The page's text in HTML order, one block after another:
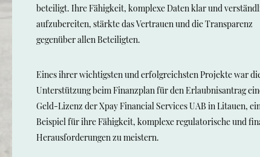
beteiligt. Ihre Fähigkeit, komplexe Daten klar und
aufzubereiten, stärkte das Vertrauen und die Transparenz
gegenüber allen Beteiligten.
Eines ihrer wichtigsten und erfolgreichsten Projekte war
Unterstützung beim Finanzplan für den Erlaubnisantrag
Geld-Lizenz der Xpay Financial Services UAB in Litauen,
Beispiel für ihre Fähigkeit, komplexe regulatorische und
Herausforderungen zu meistern.